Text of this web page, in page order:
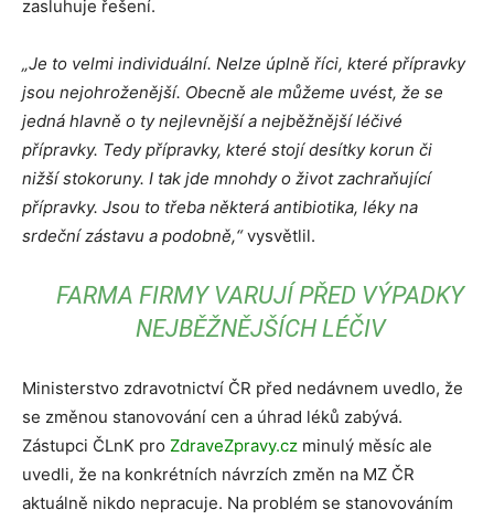
zasluhuje řešení.
„Je to velmi individuální. Nelze úplně říci, které přípravky
jsou nejohroženější. Obecně ale můžeme uvést, že se
jedná hlavně o ty nejlevnější a nejběžnější léčivé
přípravky. Tedy přípravky, které stojí desítky korun či
nižší stokoruny. I tak jde mnohdy o život zachraňující
přípravky. Jsou to třeba některá antibiotika, léky na
srdeční zástavu a podobně,“vysvětlil.
FARMA FIRMY VARUJÍ PŘED VÝPADKY
NEJBĚŽNĚJŠÍCH LÉČIV
Ministerstvo zdravotnictví ČR před nedávnem uvedlo, že
se změnou stanovování cen a úhrad léků zabývá.
Zástupci ČLnK pro ZdraveZpravy.cz minulý měsíc ale
uvedli, že na konkrétních návrzích změn na MZ ČR
aktuálně nikdo nepracuje. Na problém se stanovováním